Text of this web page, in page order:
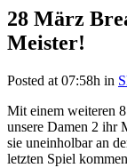
28 März
Meister!
Posted at 07:58h in
Mit einem weiteren
unsere Damen 2 ihr
sie uneinholbar an
letzten Spiel